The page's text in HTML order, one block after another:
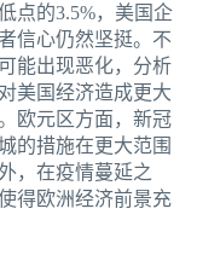
点的3.5%，美国企
信心仍然坚挺。不
能出现恶化，分析
美国经济造成更大
欧元区方面，新冠
的措施在更大范围
，在疫情蔓延之
得欧洲经济前景充